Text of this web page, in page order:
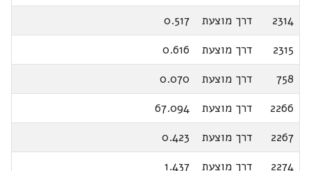
2314
דרך מוצעת
0.517
2315
דרך מוצעת
0.616
758
דרך מוצעת
0.070
2266
דרך מוצעת
67.094
2267
דרך מוצעת
0.423
2274
דרך מוצעת
1.437